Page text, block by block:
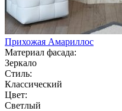
Прихожая Амариллос
Материал фасада:
Зеркало
Стиль:
Классический
Цвет:
Светлый